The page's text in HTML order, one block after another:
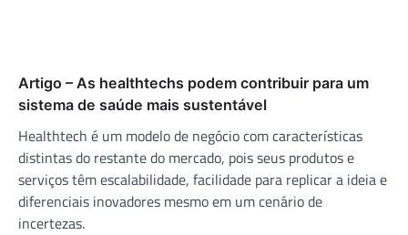
Artigo – As healthtechs podem contribuir para um
sistema de saúde mais sustentável
Healthtech é um modelo de negócio com características
distintas do restante do mercado, pois seus produtos e
serviços têm escalabilidade, facilidade para replicar a ideia e
diferenciais inovadores mesmo em um cenário de
incertezas.